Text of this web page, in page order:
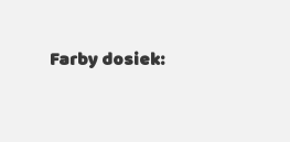
Farby dosiek: